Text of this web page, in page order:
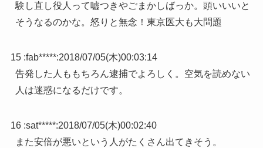
験し直し役人って嘘つきやごまかしばっか。頭いいいと
そうなるのかな。怒りと無念！東京医大も大問題
15 :fab*****:2018/07/05(木)00:03:14
告発した人ももちろん逮捕でよろしく。空気を読めない
人は迷惑になるだけです。
16 :sat*****:2018/07/05(木)00:02:40
また安倍が悪いという人がたくさん出てきそう。